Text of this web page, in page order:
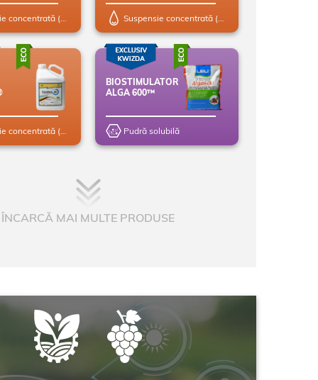
efectul de contact este foarte
eficient.
BIOSTIMULATOR
ALGA 600™
Pudră solubilă
ÎNCARCĂ MAI MULTE PRODUSE